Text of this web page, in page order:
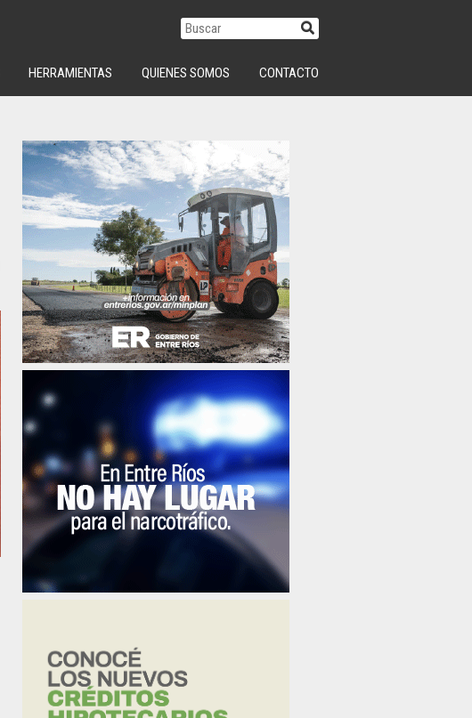
HERRAMIENTAS QUIENES SOMOS CONTACTO